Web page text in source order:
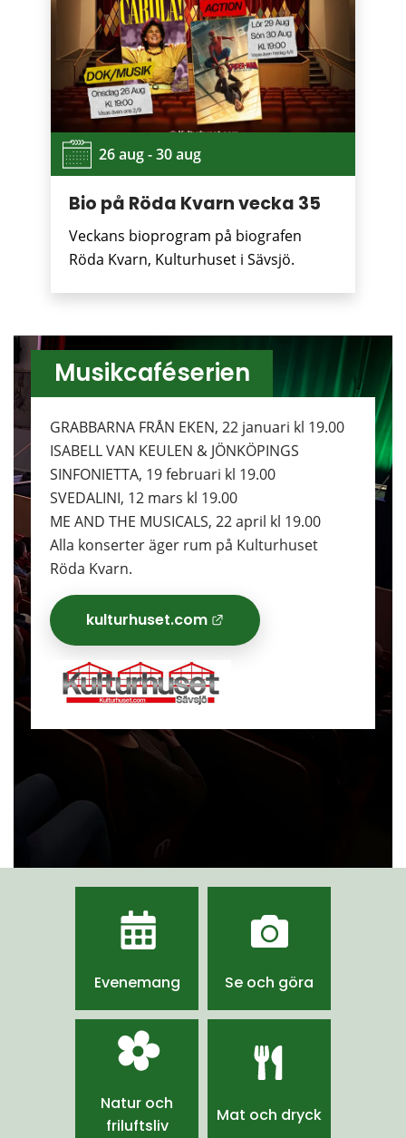
26 aug - 30 aug
Bio på Röda Kvarn vecka 35
Veckans bioprogram på biografen
Röda Kvarn, Kulturhuset i Sävsjö.
Musikcaféserien
GRABBARNA FRÅN EKEN, 22 januari kl 19.00
ISABELL VAN KEULEN & JÖNKÖPINGS
SINFONIETTA, 19 februari kl 19.00
SVEDALINI, 12 mars kl 19.00
ME AND THE MUSICALS, 22 april kl 19.00
Alla konserter äger rum på Kulturhuset
Röda Kvarn.
kulturhuset.com
Evenemang Se och göra
Natur och
friluftsliv
Mat och dryck